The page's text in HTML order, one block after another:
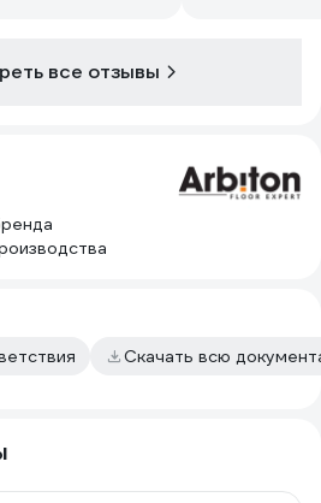
все отзывы
Скачать всю